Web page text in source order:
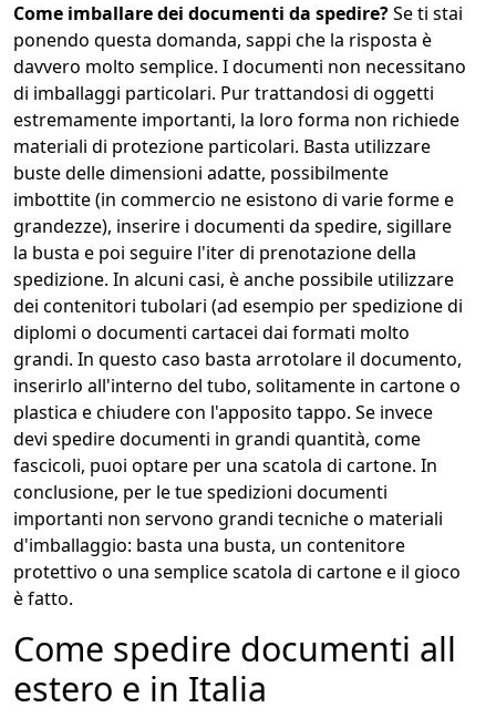
Come imballare dei documenti da spedire?Se ti stai
ponendo questa domanda, sappi che la risposta è
davvero molto semplice. I documenti non necessitano
di imballaggi particolari. Pur trattandosi di oggetti
estremamente importanti, la loro forma non richiede
materiali di protezione particolari. Basta utilizzare
buste delle dimensioni adatte, possibilmente
imbottite (in commercio ne esistono di varie forme e
grandezze), inserire i documenti da spedire, sigillare
la busta e poi seguire l'iter di prenotazione della
spedizione. In alcuni casi, è anche possibile utilizzare
dei contenitori tubolari (ad esempio per spedizione di
diplomi o documenti cartacei dai formati molto
grandi. In questo caso basta arrotolare il documento,
inserirlo all'interno del tubo, solitamente in cartone o
plastica e chiudere con l'apposito tappo. Se invece
devi spedire documenti in grandi quantità, come
fascicoli, puoi optare per una scatola di cartone. In
conclusione, per le tue spedizioni documenti
importanti non servono grandi tecniche o materiali
d'imballaggio: basta una busta, un contenitore
protettivo o una semplice scatola di cartone e il gioco
è fatto.
Come spedire documenti all
estero e in Italia